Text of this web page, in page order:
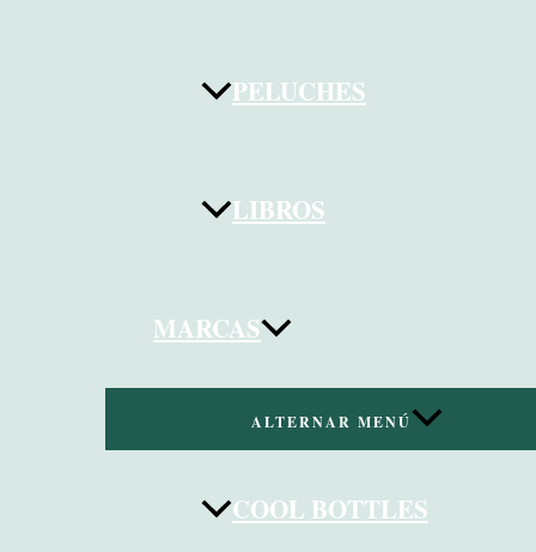
PELUCHES
LIBROS
MARCAS
ALTERNAR MENÚ
COOL BOTTLES